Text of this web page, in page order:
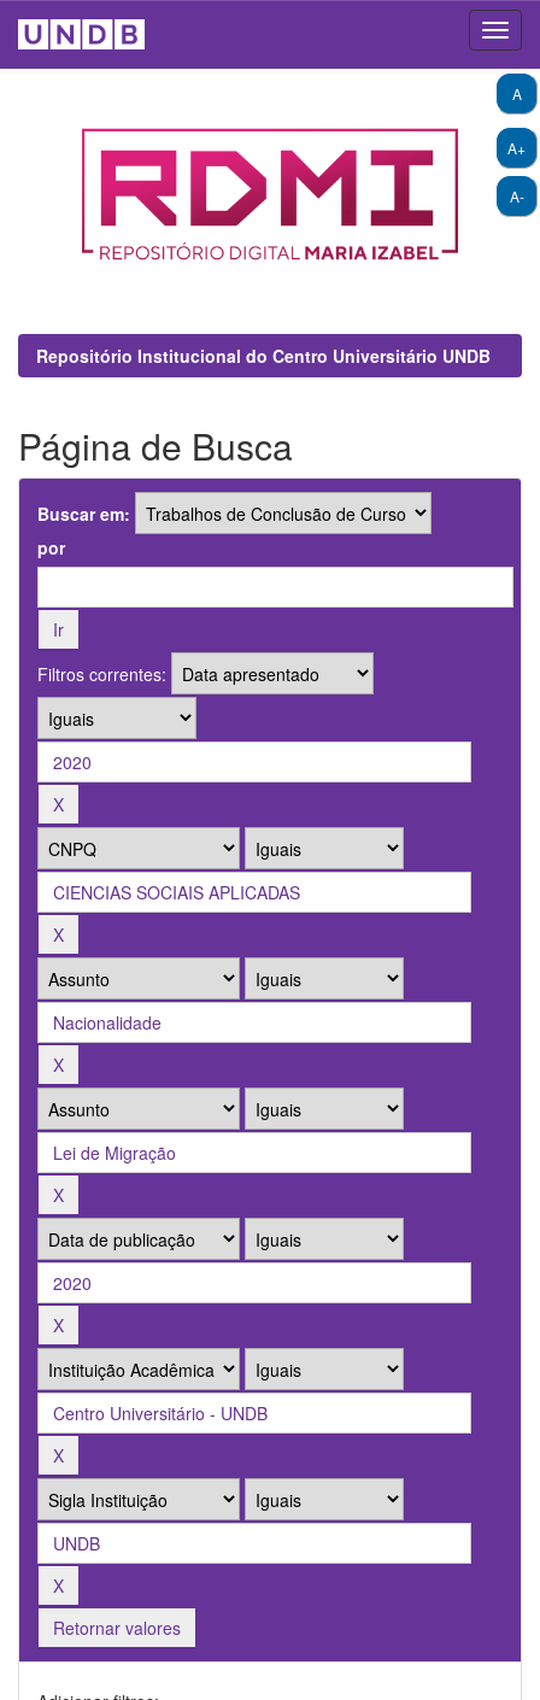
A+
A-
A
Repositório Institucional do Centro Universitário UNDB
Página de Busca
Buscar em:
por
Filtros correntes:
Retornar valores